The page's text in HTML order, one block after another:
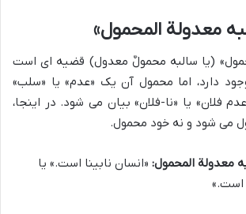
معدولة المحمول»
(یا سالبه محمولٌ معدول) قضیه ای است
دارد، اما محمول آن یک «عدم» یا «سلب»
فلان» یا «نا-فلان» بیان می شود. در اینجا،
می شود و نه خود محمول.
معدولة المحمول: «انسان نابینا است.» یا
است.»